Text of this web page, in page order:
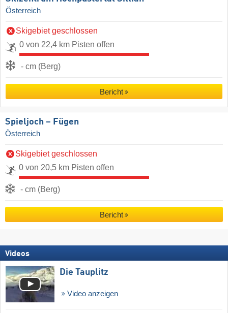
Österreich
Skigebiet geschlossen
0 von 22,4 km Pisten offen
- cm (Berg)
Bericht
Spieljoch – Fügen
Österreich
Skigebiet geschlossen
0 von 20,5 km Pisten offen
- cm (Berg)
Bericht
Videos
Die Tauplitz
Video anzeigen